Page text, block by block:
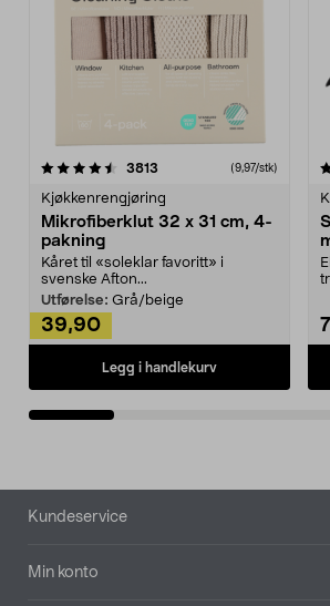
3813 anmeldelser(9,97/stk)
Kjøkkenrengjøring
Mikrofiberklut 32 x 31 cm, 4-
pakning
Kåret til «soleklar favoritt» i
svenske Afton...
Utførelse: Grå/beige
39,90
Legg i handlekurv
4.5av 5 stjerner
Bunntekst
Kundeservice
Min konto